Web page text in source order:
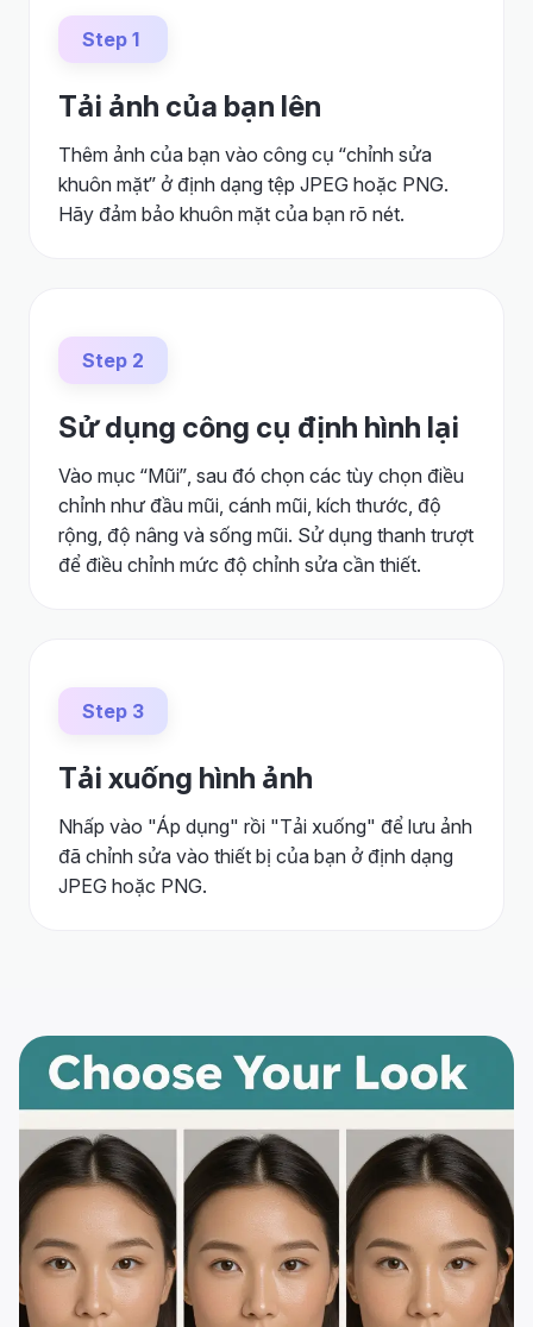
Step 1
Tải ảnh của bạn lên
Thêm ảnh của bạn vào công cụ “chỉnh sửa
khuôn mặt” ở định dạng tệp JPEG hoặc PNG.
Hãy đảm bảo khuôn mặt của bạn rõ nét.
Step 2
Sử dụng công cụ định hình lại
Vào mục “Mũi”, sau đó chọn các tùy chọn điều
chỉnh như đầu mũi, cánh mũi, kích thước, độ
rộng, độ nâng và sống mũi. Sử dụng thanh trượt
để điều chỉnh mức độ chỉnh sửa cần thiết.
Step 3
Tải xuống hình ảnh
Nhấp vào "Áp dụng" rồi "Tải xuống" để lưu ảnh
đã chỉnh sửa vào thiết bị của bạn ở định dạng
JPEG hoặc PNG.